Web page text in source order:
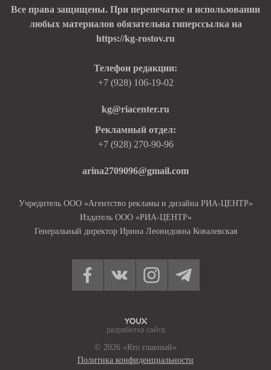
Все права защищены. При перепечатке и использовании
любых материалов обязательна гиперссылка на
https://kg-rostov.ru
Телефон редакции:
+7 (928) 106-19-02
kg@riacenter.ru
Рекламный отдел:
+7 (928) 270-90-96
arina2709096@gmail.com
Учредитель ООО «Агентство рекламы и дизайна РИА-ЦЕНТР»
Издатель ООО «РИА-ЦЕНТР»
Генеральный директор Ирина Леонидовна Ковалевская
© 2026 «Кто главный»
Политика конфиденциальности